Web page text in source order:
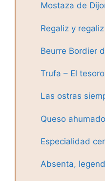
Mostaza de
Regaliz y regaliz
Beurre Bordier
Trufa – El
Las ostras
Queso
Especialidad
Absenta,